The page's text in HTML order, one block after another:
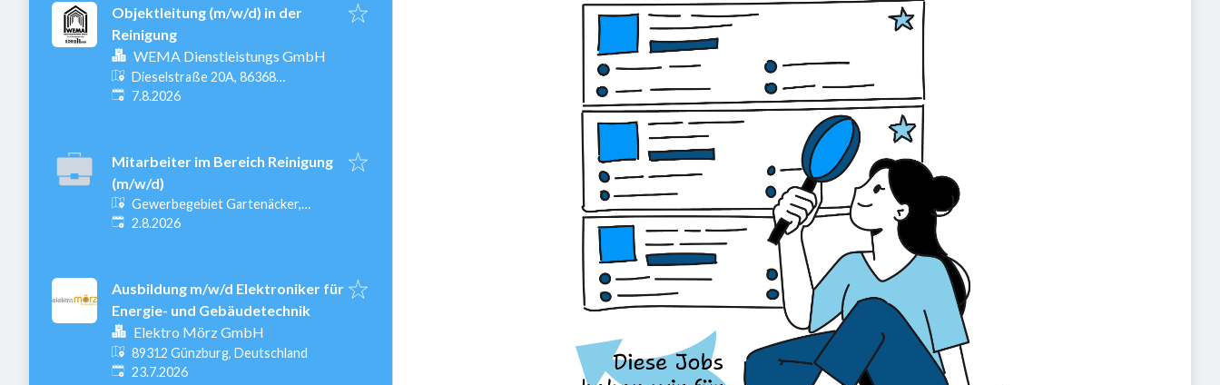
Objektleitung (m/w/d) in der
Reinigung
WEMA Dienstleistungs GmbH
Dieselstraße 20A, 86368
Gersthofen, Deutschland
Veröffentlicht
7.8.2026
Mitarbeiter im Bereich Reinigung
(m/w/d)
Gewerbegebiet Gartenäcker,
Weißenhorner Str. 2, 89250
Veröffentlicht
2.8.2026
Ausbildung m/w/d Elektroniker für
Energie- und Gebäudetechnik
Elektro Mörz GmbH
89312 Günzburg, Deutschland
Veröffentlicht
23.7.2026